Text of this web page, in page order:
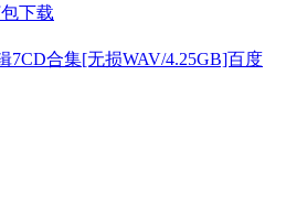
下载
7CD合集[无损WAV/4.25GB]百度